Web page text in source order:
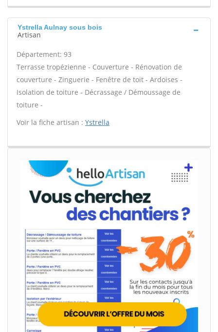
Ystrella Aulnay sous bois
Artisan
Département: 93
Terrasse tropézienne - Couverture - Rénovation de
couverture - Zinguerie - Fenêtre de toit - Ardoises -
Isolation de toiture - Décrassage / Démoussage de
toiture -
Voir la fiche artisan : Ystrella